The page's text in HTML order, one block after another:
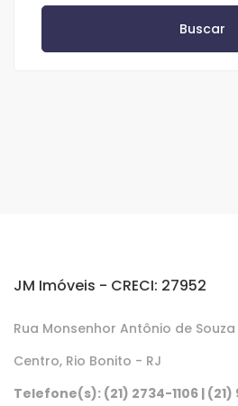
Buscar
JM Imóveis - CRECI: 27952
Rua Monsenhor Antônio de Souza
Centro, Rio Bonito - RJ
Telefone(s): (21) 2734-1106 | (21)